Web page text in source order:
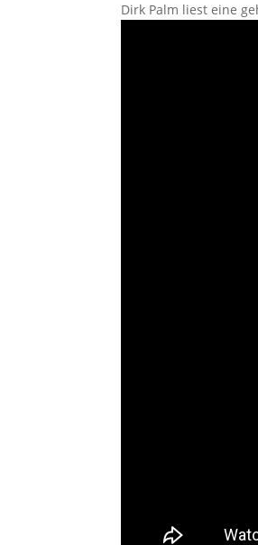
Dirk Palm liest eine